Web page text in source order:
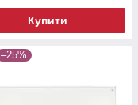
Купити
–25%